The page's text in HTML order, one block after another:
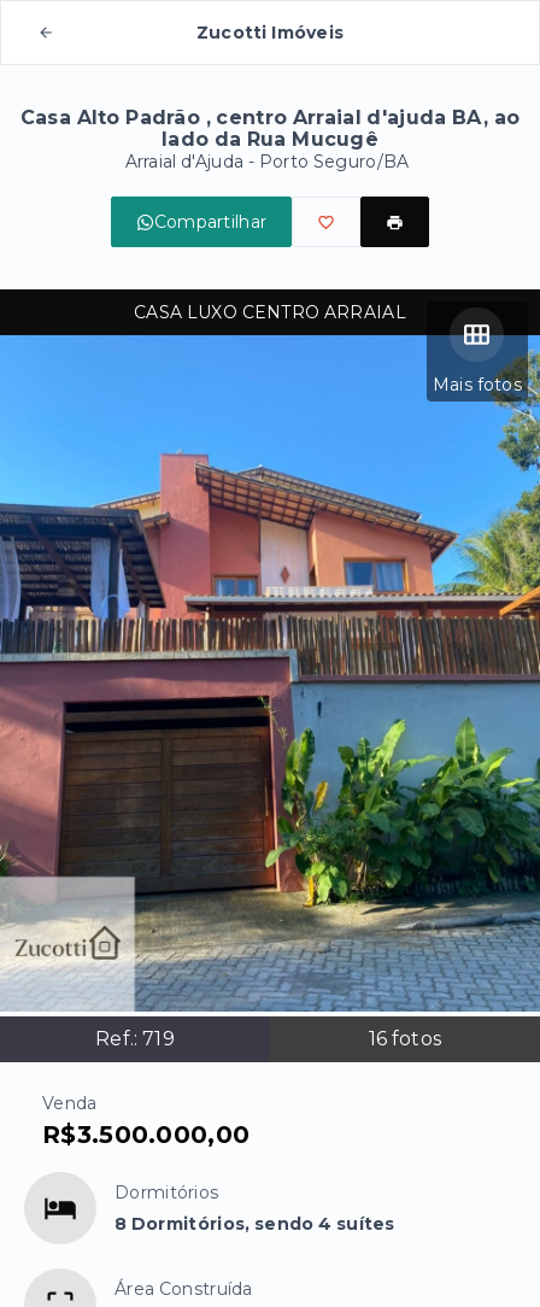
Zucotti Imóveis
Casa Alto Padrão , centro Arraial d'ajuda BA, ao
lado da Rua Mucugê
Arraial d'Ajuda - Porto Seguro/BA
Compartilhar
Mais fotos
Ref.:719 16 fotos
CASA LUXO CENTRO ARRAIAL
Venda
R$3.500.000,00
Dormitórios
8 Dormitórios, sendo 4 suítes
Área Construída